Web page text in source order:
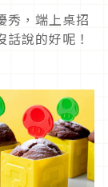
秀，端上桌招
說的好呢！